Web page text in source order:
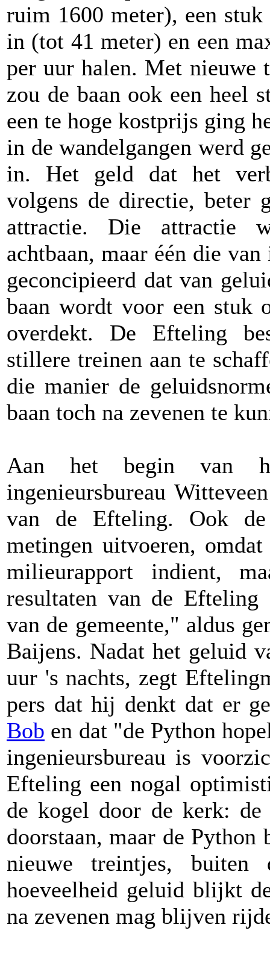
ruim 1600 meter), een
in (tot 41 meter) en een
per uur halen. Met nieuwe
zou de baan ook een heel
een te hoge kostprijs ging
in de wandelgangen werd
in. Het geld dat het
volgens de directie, beter
attractie. Die attractie
achtbaan, maar één die
geconcipieerd dat van
baan wordt voor een stuk
overdekt. De Efteling
stillere treinen aan te
die manier de
baan toch na zevenen te
Aan het begin van
ingenieursbureau
van de Efteling. Ook
metingen uitvoeren,
milieurapport indient,
resultaten van de Efteling
van de gemeente," aldus
Baijens. Nadat het geluid
uur 's nachts, zegt
pers dat hij denkt dat er
Bob en dat "de Python
ingenieursbureau is
Efteling een nogal
de kogel door de kerk:
doorstaan, maar de
nieuwe treintjes,
hoeveelheid geluid blijkt
na zevenen mag blijven